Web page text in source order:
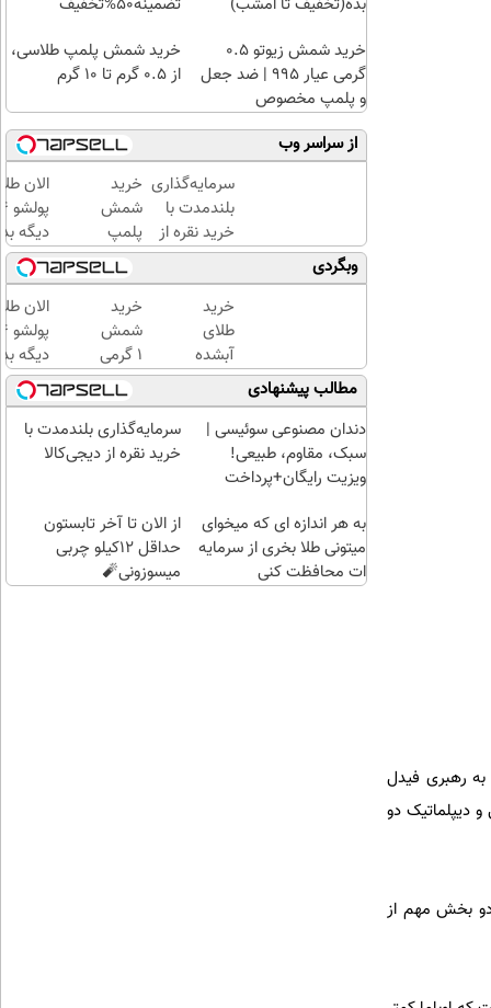
به رهبری فیدل
دیپلماتیک دو
دو بخش مهم از
خرید شمش زیوتو ۰.۵
گرمی عیار ۹۹۵ | ضد جعل
و پلمپ مخصوص
خرید شمش پلمپ طلاسی،
از ۰.۵ گرم تا ۱۰ گرم
از سراسر وب
سرمایه‌گذاری
بلندمدت با
خرید نقره از
دیجی‌کالا
خرید
شمش
پلمپ
طلاسی،
از ۰.۵
گرم تا
۱۰ گرم
الان
دیگه
طلا با
بی‌بهره
وبگردی
خرید
طلای
آبشده
حتی با
۱۰۰هزارتومان
خرید
شمش
1 گرمی
از
طلاسی
الان
دیگه
طلا با
بی‌بهره
مطالب پیشنهادی
دندان مصنوعی سوئیسی |
سبک، مقاوم، طبیعی!
ویزیت رایگان+پرداخت
سرمایه‌گذاری بلندمدت با
خرید نقره از دیجی‌کالا
به هر اندازه ای که میخوای
میتونی طلا بخری از سرمایه
ات محافظت کنی
از الان تا آخر تابستون
حداقل 12کیلو چربی
میسوزونی🧨